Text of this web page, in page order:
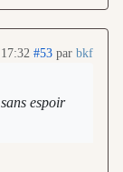
#53 par bkf
espoir